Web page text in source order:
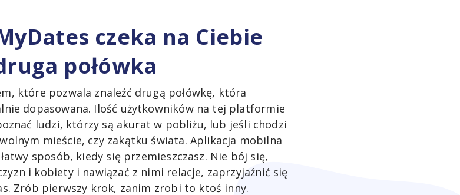
czeka na Ciebie
połówka
które pozwala znaleźć drugą połówkę, która
dopasowana. Ilość użytkowników na tej platformie
ludzi, którzy są akurat w pobliżu, lub jeśli chodzi
mieście, czy zakątku świata. Aplikacja mobilna
sposób, kiedy się przemieszczasz. Nie bój się,
i kobiety i nawiązać z nimi relacje, zaprzyjaźnić się
Zrób pierwszy krok, zanim zrobi to ktoś inny.